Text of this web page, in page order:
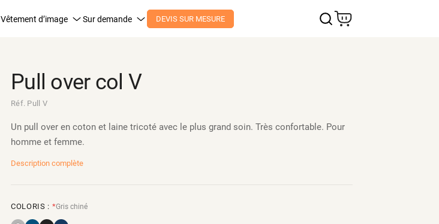
Vêtement d’image Sur demande DEVIS SUR MESURE
Pull over col V
Réf. Pull V
Un pull over en coton et laine tricoté avec le plus grand soin. Très confortable. Pour
homme et femme.
Description complète
COLORIS : *Gris chiné